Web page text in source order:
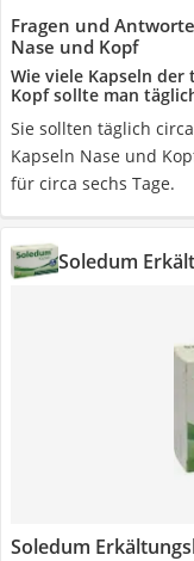
Fragen und
Nase und Kopf
Wie viele Kapseln
Kopf sollte man
Sie sollten täglich
Kapseln Nase und
für circa sechs Tage.
Soledum
Soledum